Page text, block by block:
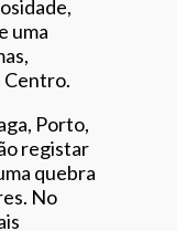
uma
Centro.
Porto,
registar
quebra
No